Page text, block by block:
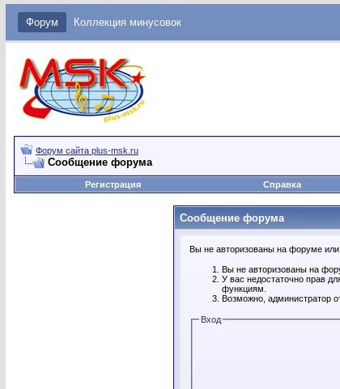
Форум Коллекция минусовок
Форум сайта plus-msk.ru
Сообщение форума
Регистрация
Справка
Сообщение форума
Вы не авторизованы на форуме или
Вы не авторизованы на
У вас недостаточно прав
функциям.
Возможно, администратор
Вход